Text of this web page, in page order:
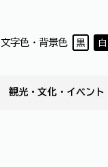
文字色・背景色 黒 白
観光・文化・イベント